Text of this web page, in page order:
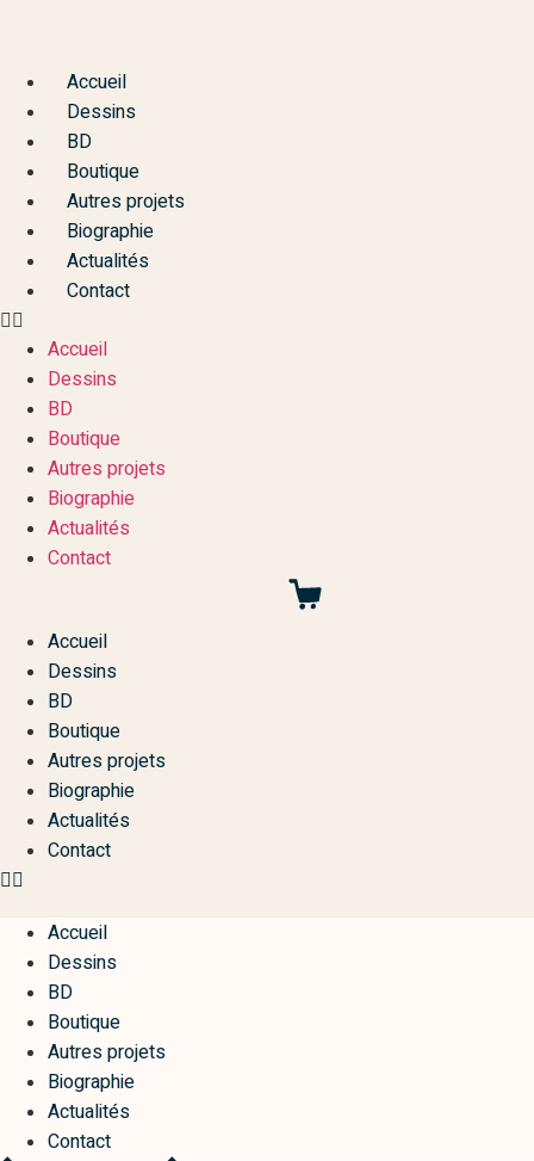
contenuAccueil
Dessins
BD
Boutique
Autres projets
Biographie
Actualités
Contact
Accueil
Dessins
BD
Boutique
Autres projets
Biographie
Actualités
Contact
Accueil
Dessins
BD
Boutique
Autres projets
Biographie
Actualités
Contact
Accueil
Dessins
BD
Boutique
Autres projets
Biographie
Actualités
Contact